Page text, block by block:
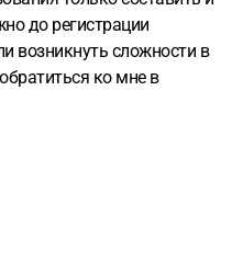
до регистрации
возникнуть сложности в
ко мне в